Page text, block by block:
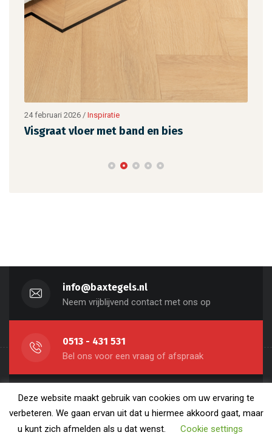
24 februari 2026 / Inspiratie
Visgraat vloer met band en bies
info@baxtegels.nl
Neem vrijblijvend contact met ons op
0513 - 431 531
Bel ons voor een vraag of afspraak
Sint-Nicolaasga
Molier 4, 8521 MD
Deze website maakt gebruik van cookies om uw ervaring te
verbeteren. We gaan ervan uit dat u hiermee akkoord gaat, maar
u kunt zich afmelden als u dat wenst.
Cookie settings